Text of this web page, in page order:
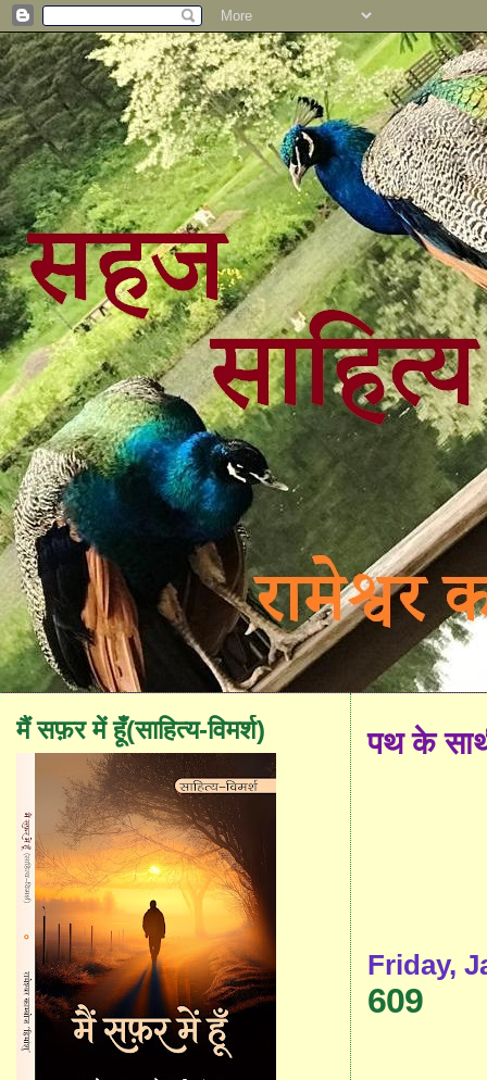
पथ के
Friday,
609
मैं सफ़र में हूँ(साहित्य-विमर्श)